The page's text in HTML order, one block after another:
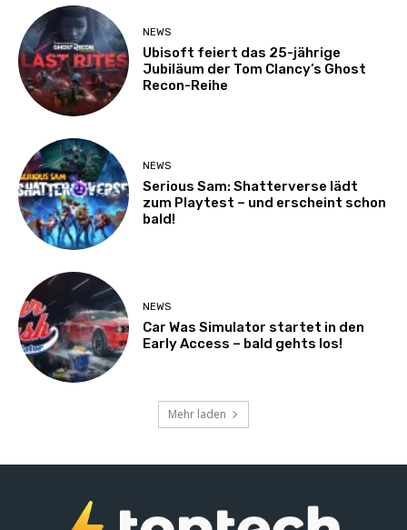
NEWS
Ubisoft feiert das 25-jährige
Jubiläum der Tom Clancy’s Ghost
Recon-Reihe
NEWS
Serious Sam: Shatterverse lädt
zum Playtest – und erscheint schon
bald!
NEWS
Car Was Simulator startet in den
Early Access – bald gehts los!
Mehr laden